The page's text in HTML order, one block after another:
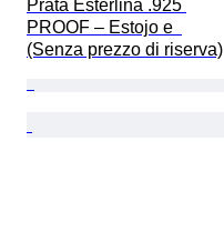
Prata Esterlina .925
PROOF – Estojo e
(Senza prezzo di riserva)